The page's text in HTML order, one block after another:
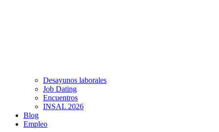
Desayunos laborales
Job Dating
Encuentros
INSAL 2026
Blog
Empleo